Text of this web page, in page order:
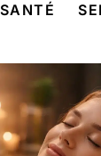
SANTÉ